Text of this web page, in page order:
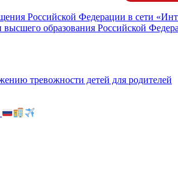
Российской Федерации в сети
образования Российской
тревожности детей для родителей